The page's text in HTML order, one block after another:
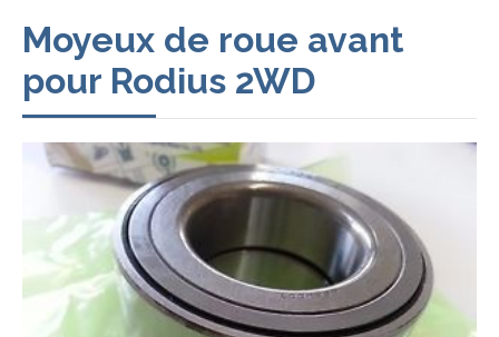
Moyeux de roue avant
pour Rodius 2WD